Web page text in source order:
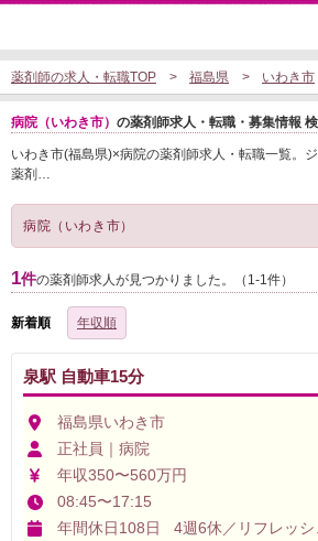
薬剤師の求人・転職TOP 福島県 いわき市
病院（いわき市） の薬剤師求人・転職・募集情報
いわき市(福島県)×病院の薬剤師求人・転職一覧。
薬剤 …
病院（いわき市）
1件の薬剤師求人が見つかりました。（1-1件）
新着順 年収順
泉駅 自動車15分
福島県いわき市
正社員｜病院
年収350〜560万円
08:45〜17:15
年間休日108日 4週6休／リフレッシ